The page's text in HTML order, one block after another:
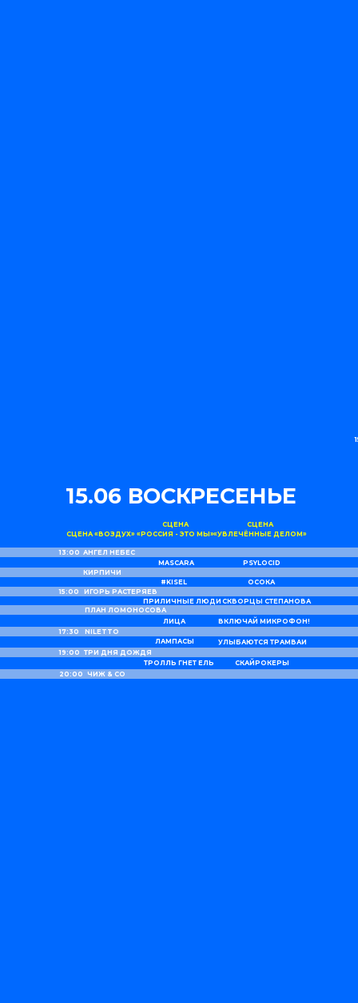
ЛИЦА
15.06 ВОСКРЕСЕНЬЕ
СЦЕНА «ВОЗДУХ»
СЦЕНА
«РОССИЯ - ЭТО МЫ»
СЦЕНА
«УВЛЕЧЁННЫЕ ДЕЛОМ»
13:00
15:00
17:30
19:00
20:00
АНГЕЛ НЕБЕС
КИРПИЧИ
ПЛАН ЛОМОНОСОВА
NILETTO
ТРИ ДНЯ ДОЖДЯ
ЧИЖ & СO
ИГОРЬ РАСТЕРЯЕВ
ЛАМПАСЫ
ТРОЛЛЬ ГНЕТ ЕЛЬ
ВКЛЮЧАЙ МИКРОФОН!
СКАЙРОКЕРЫ
УЛЫБАЮТСЯ ТРАМВАИ
СКВОРЦЫ СТЕПАНОВА
ОСОКА
PSYLOCID
MASCARA
#KISEL
ПРИЛИЧНЫЕ ЛЮДИ